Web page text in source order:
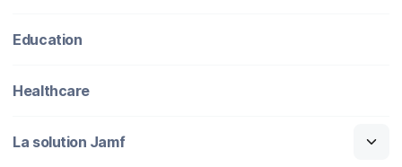
Education
Healthcare
La solution Jamf